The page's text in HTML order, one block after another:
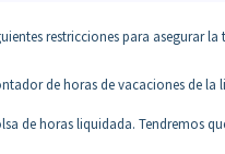
restricciones para asegurar la
de horas de vacaciones de la
de horas liquidada. Tendremos